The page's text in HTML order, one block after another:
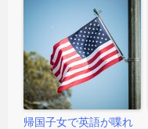
帰国子女で英語が喋れ